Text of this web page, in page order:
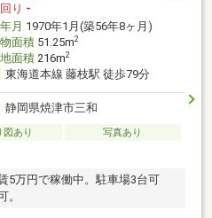
り -
月 1970年1月(築56年8ヶ月)
面積51.25m2
面積216m2
東海道本線 藤枝駅 徒歩79分
静岡県焼津市三和
図あり
写真あり
5万円で稼働中。駐車場3台可
。